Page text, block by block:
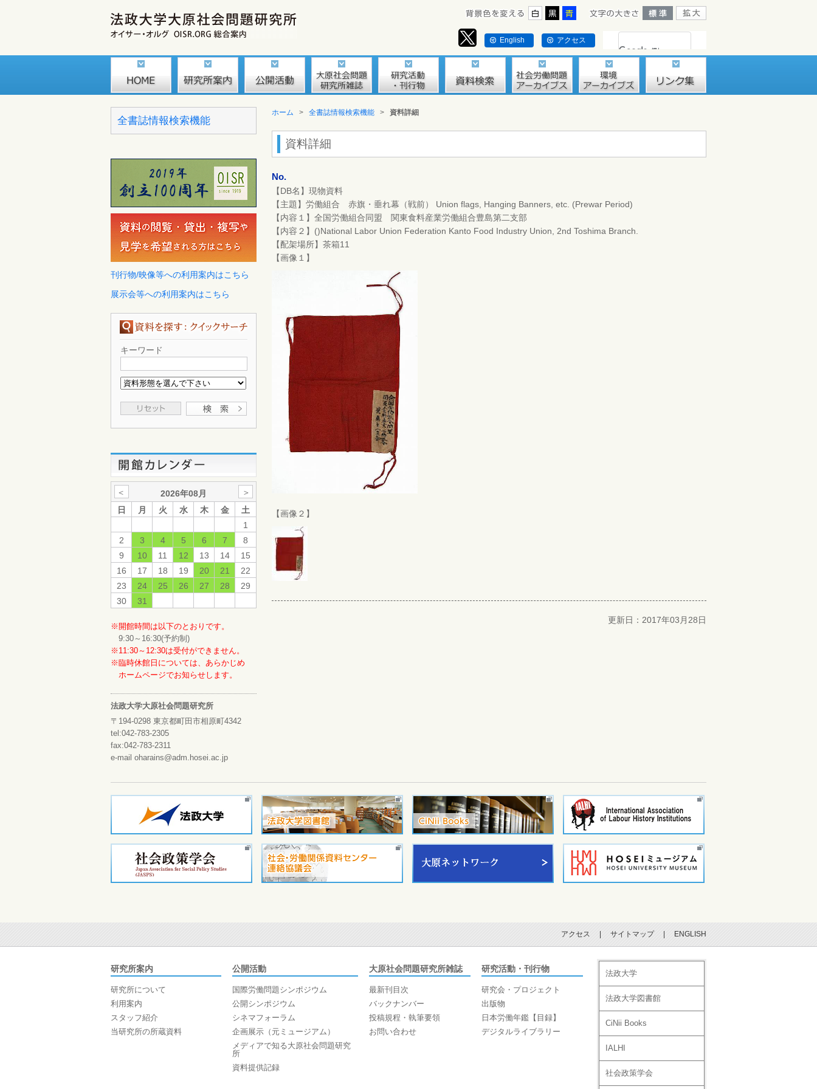
English アクセス
全書誌情報検索機能
刊行物/映像等への利用案内はこちら
展示会等への利用案内はこちら
キーワード
＜ 2026年08月
＞
日
月 火 水 木 金
土
1
2
3 4 5 6 7
8
9
10 11 12 13 14
15
16
17 18 19 20 21
22
23
24 25 26 27 28
29
30
31
※開館時間は以下のとおりです。
9:30～16:30(予約制)
※11:30～12:30は受付ができません。
※臨時休館日については、あらかじめ
ホームページでお知らせします。
法政大学大原社会問題研究所
〒194-0298 東京都町田市相原町4342
tel:042-783-2305
fax:042-783-2311
e-mail oharains@adm.hosei.ac.jp
ホーム > 全書誌情報検索機能 > 資料詳細
資料詳細
No.
【DB名】現物資料
【主題】労働組合 赤旗・垂れ幕（戦前） Union flags, Hanging Banners, etc. (Prewar Period)
【内容１】全国労働組合同盟 関東食料産業労働組合豊島第二支部
【内容２】()National Labor Union Federation Kanto Food Industry Union, 2nd Toshima Branch.
【配架場所】茶箱11
【画像１】
【画像２】
更新日：2017年03月28日
アクセス サイトマップ ENGLISH
研究所案内
研究所について
利用案内
スタッフ紹介
当研究所の所蔵資料
公開活動
国際労働問題シンポジウム
公開シンポジウム
シネマフォーラム
企画展示（元ミュージアム）
メディアで知る大原社会問題研究
所
資料提供記録
大原社会問題研究所雑誌
最新刊目次
バックナンバー
投稿規程・執筆要領
お問い合わせ
研究活動・刊行物
研究会・プロジェクト
出版物
日本労働年鑑【目録】
デジタルライブラリー
法政大学
法政大学図書館
CiNii Books
IALHI
社会政策学会